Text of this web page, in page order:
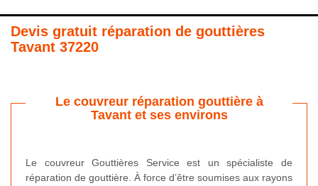
Devis gratuit réparation de gouttières
Tavant 37220
Le couvreur réparation gouttière à
Tavant et ses environs
Le couvreur Gouttières Service est un spécialiste de
réparation de gouttière. À force d’être soumises aux rayons